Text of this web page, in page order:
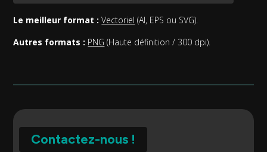
Le meilleur format : Vectoriel (AI, EPS ou SVG).
Autres formats : PNG (Haute définition / 300 dpi).
Contactez-nous !